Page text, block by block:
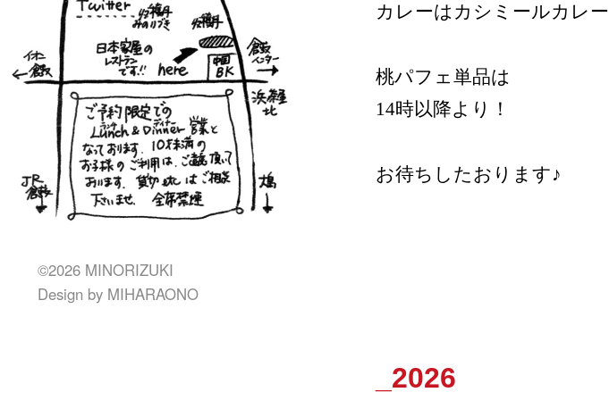
カレーはカシミールカレー
桃パフェ単品は
14時以降より！
お待ちしたおります♪
_2026
©2026 MINORIZUKI
Design by MIHARAONO